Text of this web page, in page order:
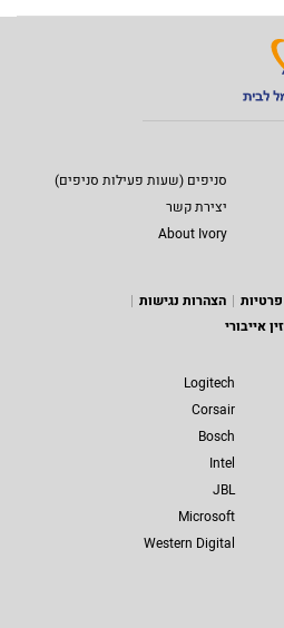
סניפים (שעות פעילות סניפים)
יצירת קשר
About Ivory
הצהרות נגישות
אייבורי
Logitech
Corsair
Bosch
Intel
JBL
Microsoft
Western Digital